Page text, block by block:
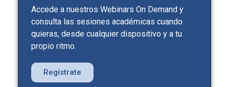
Accede a nuestros Webinars On Demand y
consulta las sesiones académicas cuando
quieras, desde cualquier dispositivo y a tu
propio ritmo.
Regístrate